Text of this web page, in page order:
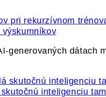
generovaných dátach
inteligenciu